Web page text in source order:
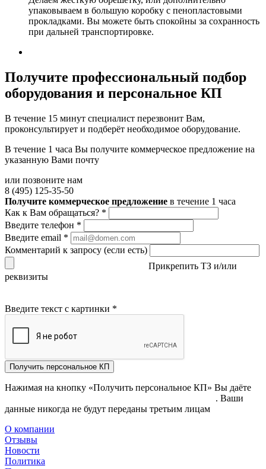
упаковываем в большую коробку с пенопластовыми
прокладками. Вы можете быть спокойны за сохранность
при дальней транспортировке.
Получите профессиональный подбор
оборудования и персональное КП
В течение 15 минут специалист перезвонит Вам,
проконсультирует и подберёт необходимое оборудование.
В течение 1 часа Вы получите коммерческое предложение на
указанную Вами почту
или позвоните нам
8 (495) 125-35-50
Получите коммерческое предложение в течение 1 часа
Как к Вам обращаться? *
Введите телефон *
Введите email *
Комментарий к запросу (если есть)
Прикрепить ТЗ и/или
реквизиты
Введите текст с картинки *
Получить персональное КП
Нажимая на кнопку «Получить персональное КП» Вы даёте
. Ваши
данные никогда не будут переданы третьим лицам
О компании
Отзывы
Новости
Политика